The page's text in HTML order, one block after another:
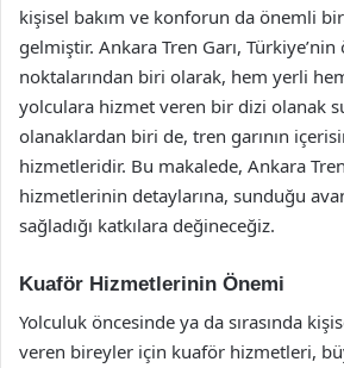
kişisel bakım ve konforun da önemli
gelmiştir. Ankara Tren Garı, Türkiye’nin
noktalarından biri olarak, hem yerli
yolculara hizmet veren bir dizi olanak
olanaklardan biri de, tren garının
hizmetleridir. Bu makalede, Ankara
hizmetlerinin detaylarına, sunduğu
sağladığı katkılara değineceğiz.
Kuaför Hizmetlerinin Önemi
Yolculuk öncesinde ya da sırasında
veren bireyler için kuaför hizmetleri,